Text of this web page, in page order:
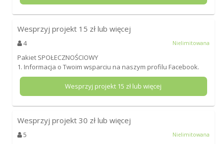
Wesprzyj projekt 15 zł lub więcej
4 Nielimitowana
Pakiet SPOŁECZNOŚCIOWY
1. Informacja o Twoim wsparciu na naszym profilu Facebook.
Wesprzyj projekt 15 zł lub więcej
Wesprzyj projekt 30 zł lub więcej
5 Nielimitowana